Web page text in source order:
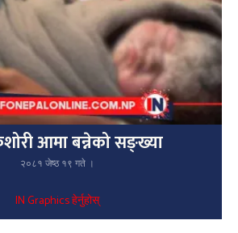
आमा बन्नेको सङ्ख्या
२०८१ जेष्ठ १९ गते ।
IN Graphics हेर्नुहोस्